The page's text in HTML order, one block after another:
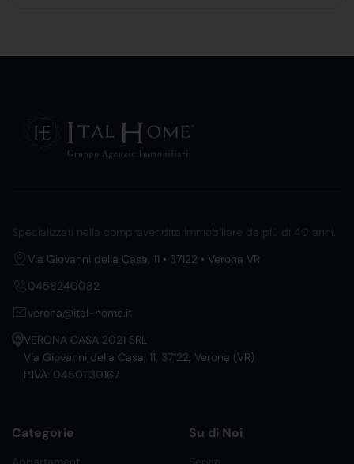
Specializzati nella compravendita immobiliare da più di 40 anni.
Via Giovanni della Casa, 11 • 37122 • Verona VR
0458240082
verona@ital-home.it
VERONA CASA 2021 SRL
Via Giovanni della Casa, 11, 37122, Verona (VR)
P.IVA: 04501130167
Categorie Su di Noi